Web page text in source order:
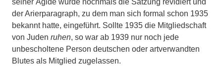
seiner Ägide wurde nochmals die Satzung revidiert und
der Arierparagraph, zu dem man sich formal schon 1935
bekannt hatte, eingeführt. Sollte 1935 die Mitgliedschaft
von Juden ruhen, so war ab 1939 nur noch jede
unbescholtene Person deutschen oder artverwandten
Blutes als Mitglied zugelassen.